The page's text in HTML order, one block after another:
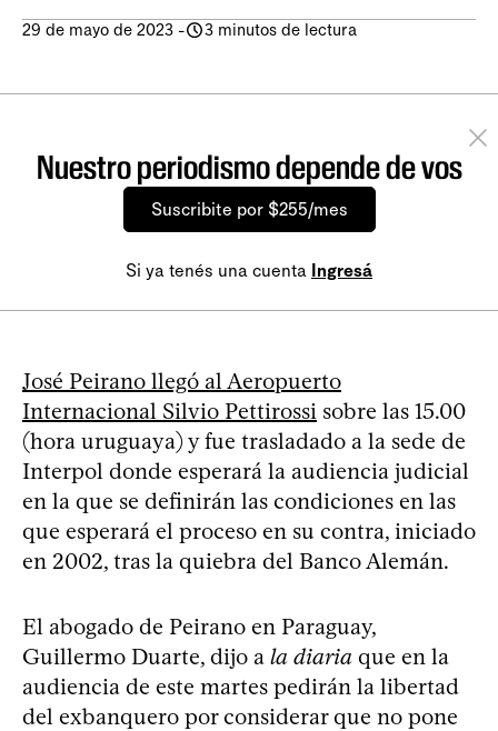
29 de mayo de 2023 - 3 minutos de lectura
Nuestro periodismo depende de vos
Suscribite por $255/mes
Si ya tenés una cuenta Ingresá
José Peirano llegó al Aeropuerto
Internacional Silvio Pettirossi sobre las 15.00
(hora uruguaya) y fue trasladado a la sede de
Interpol donde esperará la audiencia judicial
en la que se definirán las condiciones en las
que esperará el proceso en su contra, iniciado
en 2002, tras la quiebra del Banco Alemán.
El abogado de Peirano en Paraguay,
Guillermo Duarte, dijo a la diaria que en la
audiencia de este martes pedirán la libertad
del exbanquero por considerar que no pone